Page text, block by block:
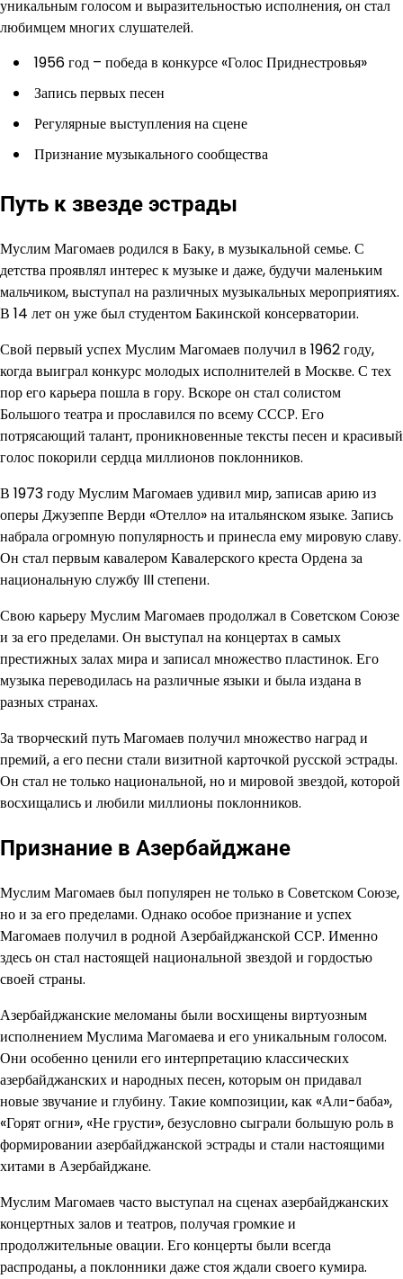
уникальным голосом и выразительностью исполнения, он стал
любимцем многих слушателей.
1956 год – победа в конкурсе «Голос Приднестровья»
Запись первых песен
Регулярные выступления на сцене
Признание музыкального сообщества
Путь к звезде эстрады
Муслим Магомаев родился в Баку, в музыкальной семье. С
детства проявлял интерес к музыке и даже, будучи маленьким
мальчиком, выступал на различных музыкальных мероприятиях.
В 14 лет он уже был студентом Бакинской консерватории.
Свой первый успех Муслим Магомаев получил в 1962 году,
когда выиграл конкурс молодых исполнителей в Москве. С тех
пор его карьера пошла в гору. Вскоре он стал солистом
Большого театра и прославился по всему СССР. Его
потрясающий талант, проникновенные тексты песен и красивый
голос покорили сердца миллионов поклонников.
В 1973 году Муслим Магомаев удивил мир, записав арию из
оперы Джузеппе Верди «Отелло» на итальянском языке. Запись
набрала огромную популярность и принесла ему мировую славу.
Он стал первым кавалером Кавалерского креста Ордена за
национальную службу III степени.
Свою карьеру Муслим Магомаев продолжал в Советском Союзе
и за его пределами. Он выступал на концертах в самых
престижных залах мира и записал множество пластинок. Его
музыка переводилась на различные языки и была издана в
разных странах.
За творческий путь Магомаев получил множество наград и
премий, а его песни стали визитной карточкой русской эстрады.
Он стал не только национальной, но и мировой звездой, которой
восхищались и любили миллионы поклонников.
Признание в Азербайджане
Муслим Магомаев был популярен не только в Советском Союзе,
но и за его пределами. Однако особое признание и успех
Магомаев получил в родной Азербайджанской ССР. Именно
здесь он стал настоящей национальной звездой и гордостью
своей страны.
Азербайджанские меломаны были восхищены виртуозным
исполнением Муслима Магомаева и его уникальным голосом.
Они особенно ценили его интерпретацию классических
азербайджанских и народных песен, которым он придавал
новые звучание и глубину. Такие композиции, как «Али-баба»,
«Горят огни», «Не грусти», безусловно сыграли большую роль в
формировании азербайджанской эстрады и стали настоящими
хитами в Азербайджане.
Муслим Магомаев часто выступал на сценах азербайджанских
концертных залов и театров, получая громкие и
продолжительные овации. Его концерты были всегда
распроданы, а поклонники даже стоя ждали своего кумира.